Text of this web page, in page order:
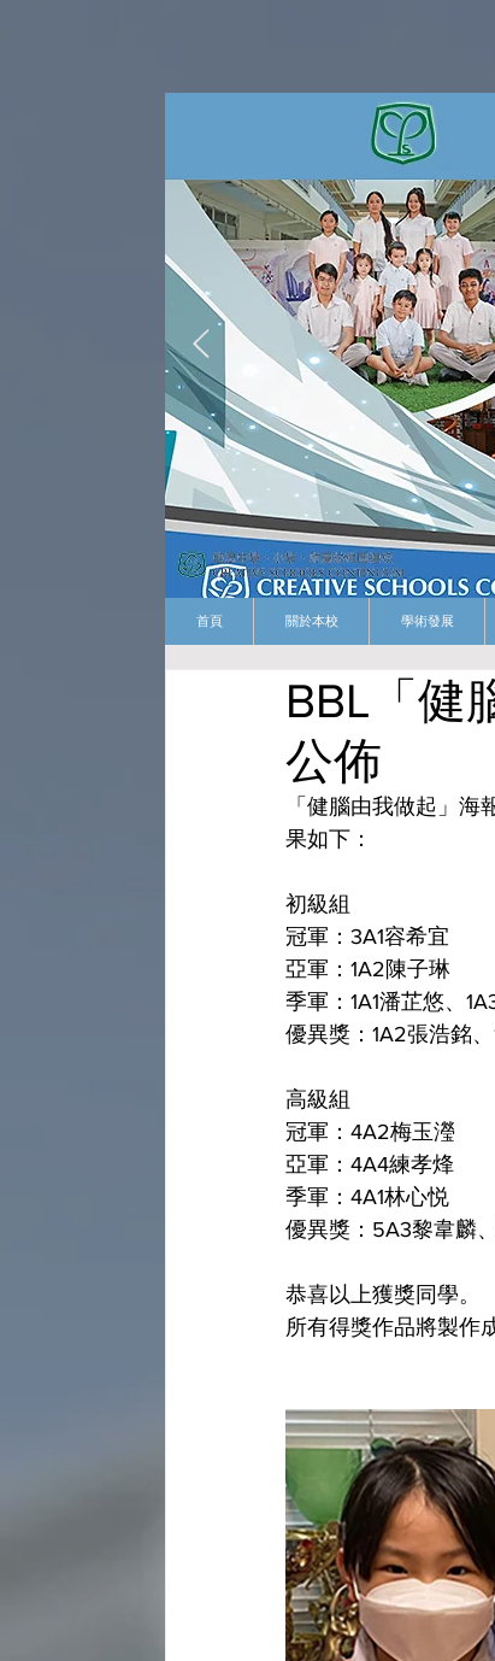
首頁 關於本校 學術發展
BBL「健
公佈
「健腦由我做起」
果如下：
初級組
冠軍：3A1容希宜
亞軍：1A2陳子琳
季軍：1A1潘芷悠、
優異獎：1A2張浩銘
高級組
冠軍：4A2梅玉瀅
亞軍：4A4練孝烽
季軍：4A1林心悦
優異獎：5A3黎韋麟
恭喜以上獲獎同學。
所有得獎作品將製作